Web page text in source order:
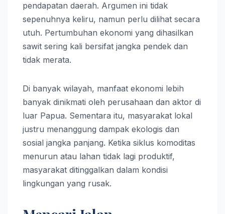
pendapatan daerah. Argumen ini tidak
sepenuhnya keliru, namun perlu dilihat secara
utuh. Pertumbuhan ekonomi yang dihasilkan
sawit sering kali bersifat jangka pendek dan
tidak merata.
Di banyak wilayah, manfaat ekonomi lebih
banyak dinikmati oleh perusahaan dan aktor di
luar Papua. Sementara itu, masyarakat lokal
justru menanggung dampak ekologis dan
sosial jangka panjang. Ketika siklus komoditas
menurun atau lahan tidak lagi produktif,
masyarakat ditinggalkan dalam kondisi
lingkungan yang rusak.